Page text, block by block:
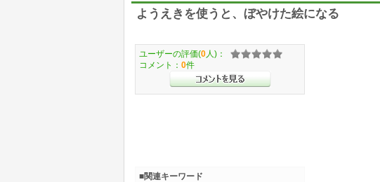
ようえきを使うと、ぼやけた絵になる
ユーザーの評価(0 人)：
コメント： 0件
■関連キーワード